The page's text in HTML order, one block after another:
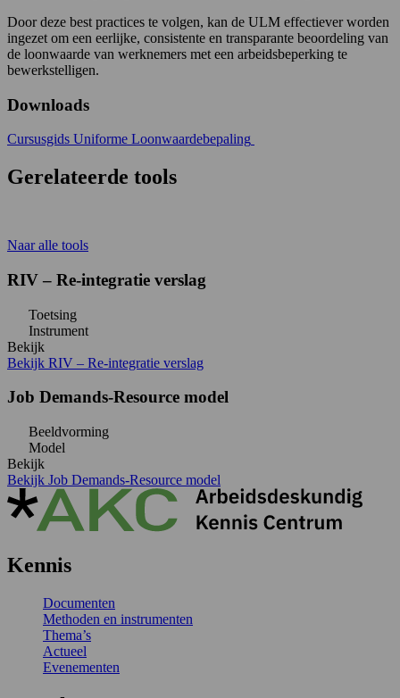
Door deze best practices te volgen, kan de ULM effectiever worden
ingezet om een eerlijke, consistente en transparante beoordeling van
de loonwaarde van werknemers met een arbeidsbeperking te
bewerkstelligen.
Downloads
Cursusgids Uniforme Loonwaardebepaling
Gerelateerde tools
Naar alle tools
RIV – Re-integratie verslag
Toetsing
Instrument
Bekijk
Bekijk RIV – Re-integratie verslag
Job Demands-Resource model
Beeldvorming
Model
Bekijk
Bekijk Job Demands-Resource model
Kennis
Documenten
Methoden en instrumenten
Thema’s
Actueel
Evenementen